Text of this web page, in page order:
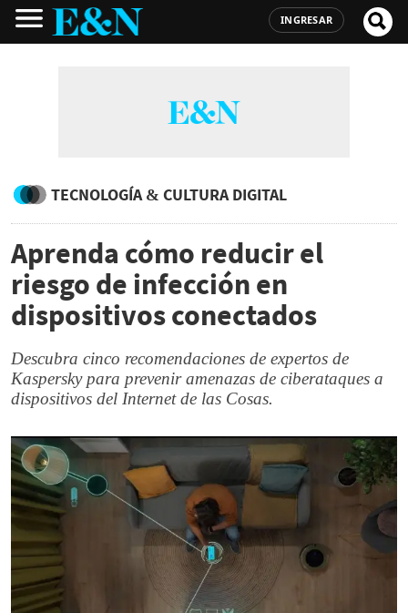
INGRESAR
TECNOLOGÍA & CULTURA DIGITAL
Aprenda cómo reducir el
riesgo de infección en
dispositivos conectados
Descubra cinco recomendaciones de expertos de
Kaspersky para prevenir amenazas de ciberataques a
dispositivos del Internet de las Cosas.